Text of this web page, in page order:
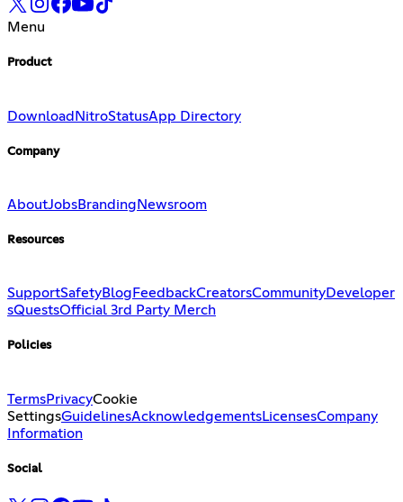
Menu
Product
DownloadNitroStatusApp Directory
Company
AboutJobsBranding Newsroom
Resources
SupportSafetyBlog FeedbackCreatorsCommunityDeveloper
sQuestsOfficial 3rd Party Merch
Policies
TermsPrivacyCookie
SettingsGuidelinesAcknowledgementsLicensesCompany
Information
Social